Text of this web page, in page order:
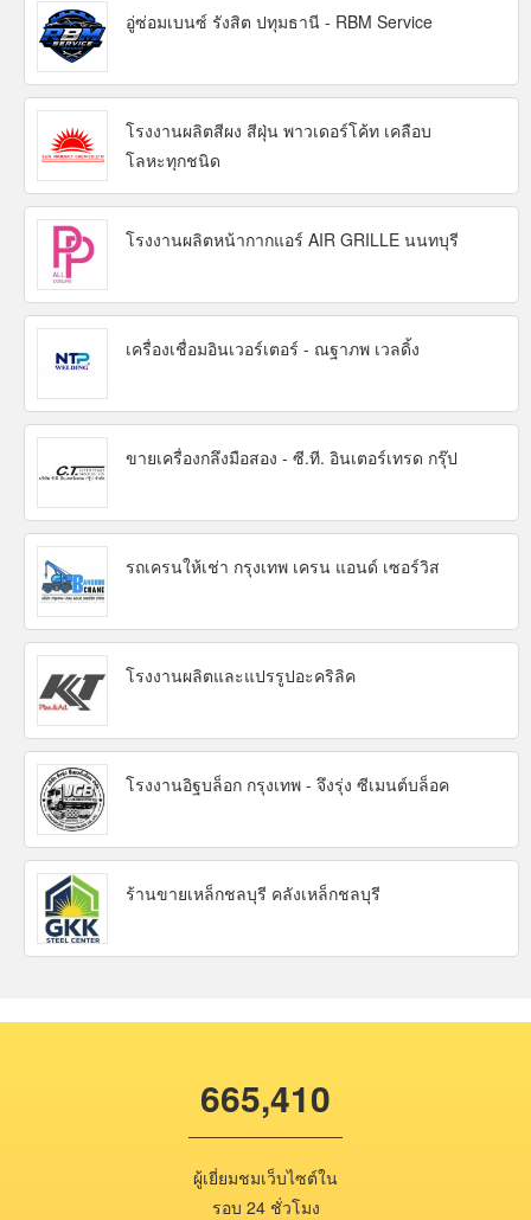
อู่ซ่อมเบนซ์ รังสิต ปทุมธานี - RBM Service
โรงงานผลิตสีผง สีฝุ่น พาวเดอร์โค้ท เคลือบ
โลหะทุกชนิด
โรงงานผลิตหน้ากากแอร์ AIR GRILLE นนทบุรี
เครื่องเชื่อมอินเวอร์เตอร์ - ณฐาภพ เวลดิ้ง
ขายเครื่องกลึงมือสอง - ซี.ที. อินเตอร์เทรด กรุ๊ป
รถเครนให้เช่า กรุงเทพ เครน แอนด์ เซอร์วิส
โรงงานผลิตและแปรรูปอะคริลิค
โรงงานอิฐบล็อก กรุงเทพ - จึงรุ่ง ซีเมนต์บล็อค
ร้านขายเหล็กชลบุรี คลังเหล็กชลบุรี
665,410
ผู้เยี่ยมชมเว็บไซต์ใน
รอบ 24 ชั่วโมง